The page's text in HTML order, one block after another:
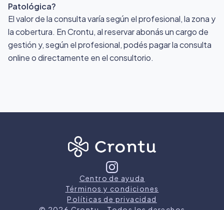
Patológica?
El valor de la consulta varía según el profesional, la zona y
la cobertura. En Crontu, al reservar abonás un cargo de
gestión y, según el profesional, podés pagar la consulta
online o directamente en el consultorio.
Centro de ayuda
Términos y condiciones
Políticas de privacidad